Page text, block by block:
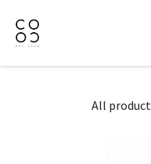
All